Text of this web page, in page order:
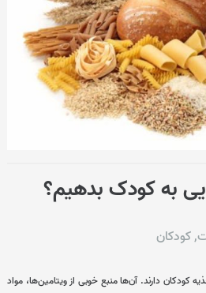
به کودک بدهیم؟
,کودکان
کودکان دارند. آن‌ها منبع خوبی از ویتامین‌ها، مواد